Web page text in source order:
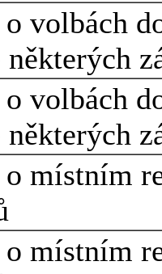
volbách
některých
volbách
některých
místním
místním